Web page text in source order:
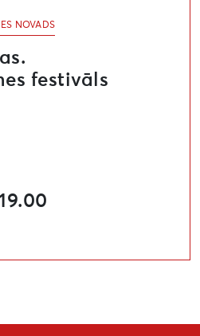
NOVADS
festivāls